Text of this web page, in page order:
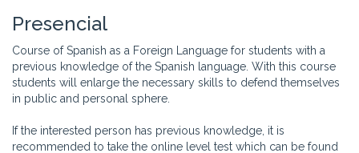
Presencial
Course of Spanish as a Foreign Language for students with a
previous knowledge of the Spanish language. With this course
students will enlarge the necessary skills to defend themselves
in public and personal sphere.
If the interested person has previous knowledge, it is
recommended to take the online level test which can be found